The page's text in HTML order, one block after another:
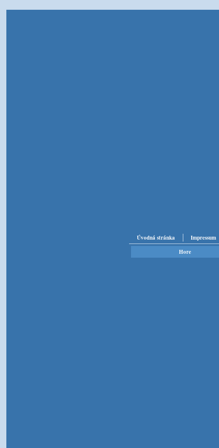
Úvodná stránka
Impressum
Hore